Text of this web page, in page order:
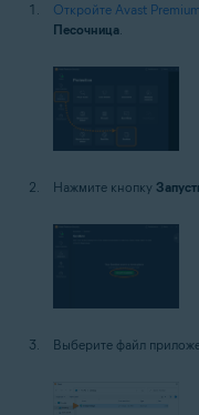
Откройте Avast
Песочница.
Нажмите кнопку
Выберите файл